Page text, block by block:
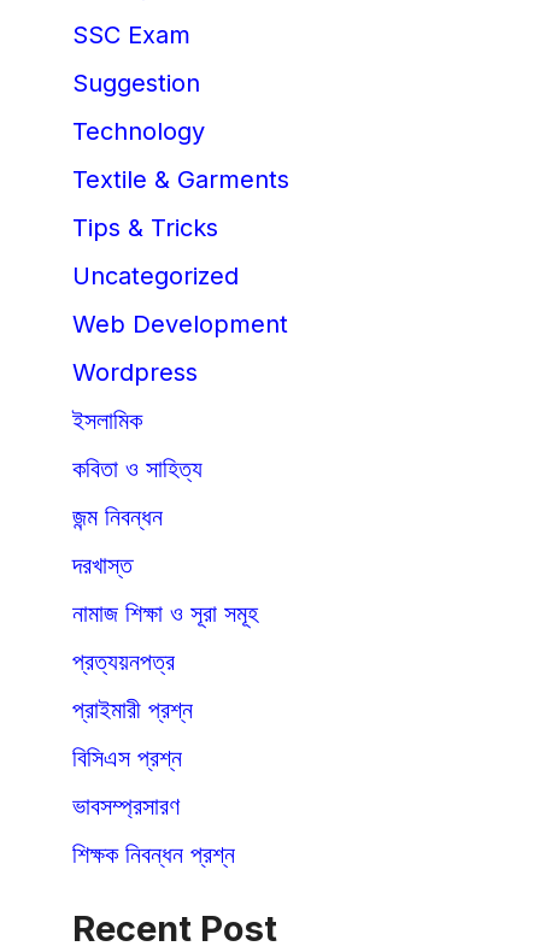
SSC Exam
Suggestion
Technology
Textile & Garments
Tips & Tricks
Uncategorized
Web Development
Wordpress
ইসলামিক
কবিতা ও সাহিত্য
জন্ম নিবন্ধন
দরখাস্ত
নামাজ শিক্ষা ও সূরা সমূহ
প্রত্যয়নপত্র
প্রাইমারী প্রশ্ন
বিসিএস প্রশ্ন
ভাবসম্প্রসারণ
শিক্ষক নিবন্ধন প্রশ্ন
Recent Post